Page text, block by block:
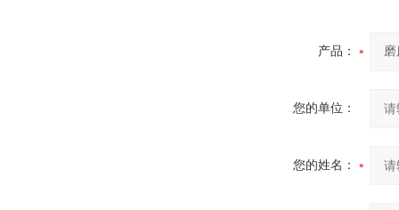
产品：
您的单位：
您的姓名：